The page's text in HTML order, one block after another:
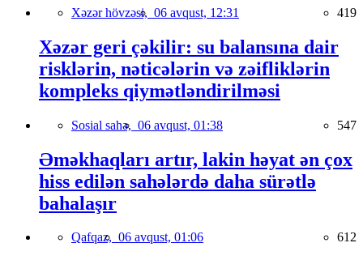
Xəzər hövzəsi, 06 avqust, 12:31 419
Xəzər geri çəkilir: su balansına dair
risklərin, nəticələrin və zəifliklərin
kompleks qiymətləndirilməsi
Sosial sahə, 06 avqust, 01:38 547
Əməkhaqları artır, lakin həyat ən çox
hiss edilən sahələrdə daha sürətlə
bahalaşır
Qafqaz, 06 avqust, 01:06 612